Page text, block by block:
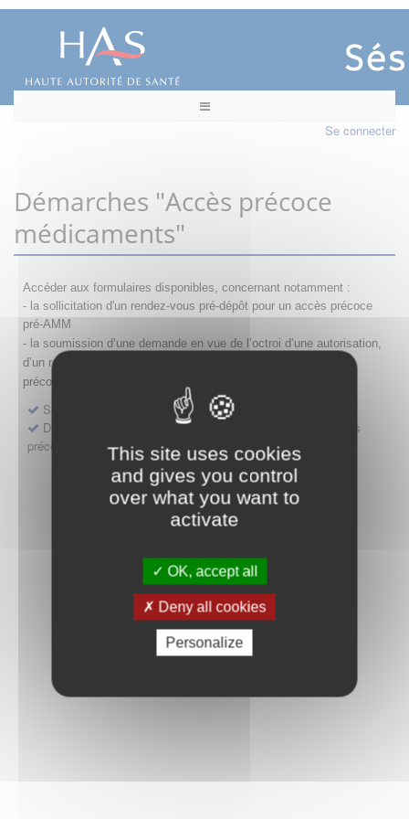
This site uses cookies
and gives you control
over what you want to
activate
OK, accept all
Deny all cookies
Personalize
Se connecter
Démarches "Accès précoce
médicaments"
Accéder aux formulaires disponibles, concernant notamment :
- la sollicitation d'un rendez-vous pré-dépôt pour un accès précoce
pré-AMM
- la soumission d’une demande en vue de l’octroi d’une autorisation,
d’un renouvellement, d’une modification ou d’un retrait d'accès
précoce
Sollicitation RDV pré-dépôt accès précoce pré-AMM
Déposer une demande ou faire évoluer une décision d'accès
précoce